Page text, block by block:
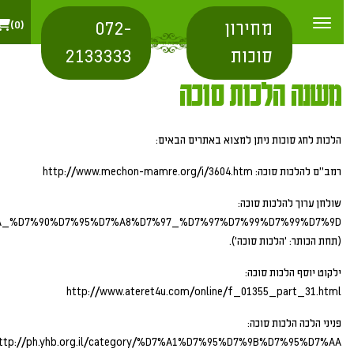
מחירון
סוכות
072-
2133333
משנה הלכות סוכה
הלכות לחג סוכות ניתן למצוא באתרים הבאים:
רמב"ם להלכות סוכה: http://www.mechon-mamre.org/i/3604.htm
שולחן ערוך להלכות סוכה:
(תחת הכותר: 'הלכות סוכה').
ילקוט יוסף הלכות סוכה:
http://www.ateret4u.com/online/f_01355_part_31.html
פניני הלכה הלכות סוכה:
http://ph.yhb.org.il/category/%D7%A1%D7%95%D7%9B%D7%95%D7%AA/